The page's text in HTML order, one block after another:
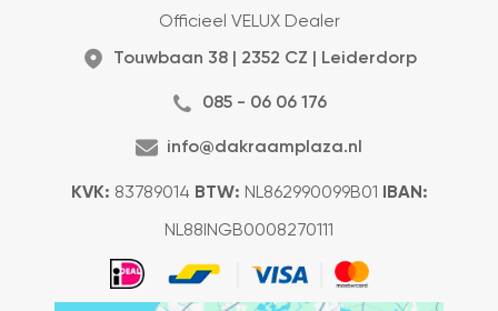
Officieel VELUX Dealer
Touwbaan 38 | 2352 CZ | Leiderdorp
085 - 06 06 176
info@dakraamplaza.nl
KVK: 83789014 BTW: NL862990099B01 IBAN:
NL88INGB0008270111